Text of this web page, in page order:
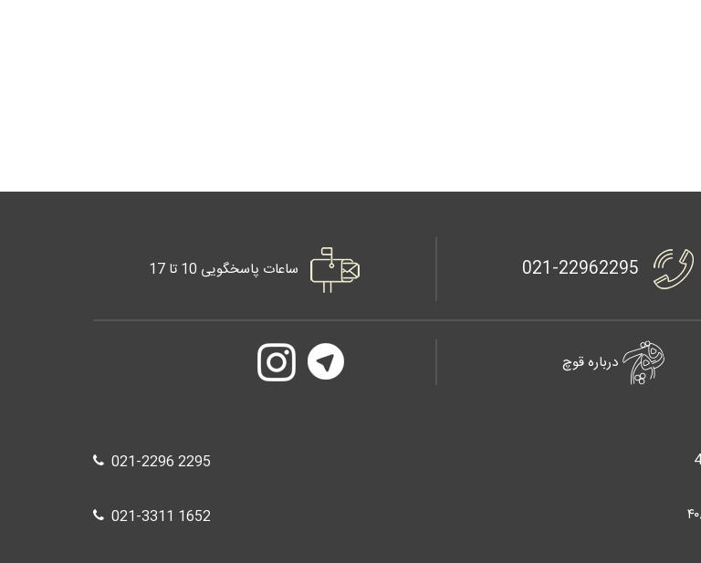
021-22962295 ساعات پاسخگویی 10 تا 17
درباره قوچ
021-2296 2295
021-3311 1652